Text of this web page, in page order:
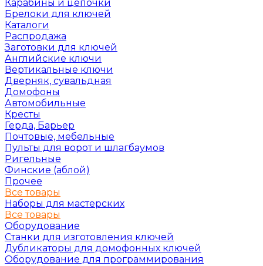
Карабины и цепочки
Брелоки для ключей
Каталоги
Распродажа
Заготовки для ключей
Английские ключи
Вертикальные ключи
Дверняк, сувальдная
Домофоны
Автомобильные
Кресты
Герда, Барьер
Почтовые, мебельные
Пульты для ворот и шлагбаумов
Ригельные
Финские (аблой)
Прочее
Все товары
Наборы для мастерских
Все товары
Оборудование
Станки для изготовления ключей
Дубликаторы для домофонных ключей
Оборудование для программирования